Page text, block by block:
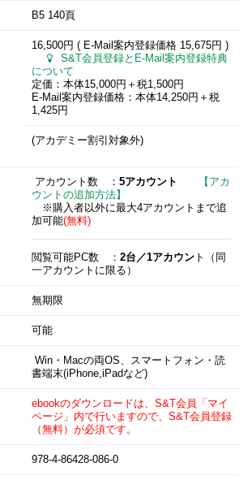
B5 140頁
16,500円 ( E-Mail案内登録価格 15,675円 )
S&T会員登録とE-Mail案内登録特典
について
定価：本体15,000円＋税1,500円
E-Mail案内登録価格：本体14,250円＋税
1,425円
(アカデミー割引対象外)
アカウント数 ： 5アカウント
【アカ
ウントの追加方法】
※購入者以外に最大4アカウントまで追
加可能(無料)
閲覧可能PC数 ： 2台／1アカウント（同
一アカウントに限る）
無期限
可能
Win・Macの両OS、スマートフォン・読
書端末(iPhone,iPadなど)
ebookのダウンロードは、S&T会員「マイ
ページ」内で行いますので、S&T会員登録
（無料）が必須です。
978-4-86428-086-0